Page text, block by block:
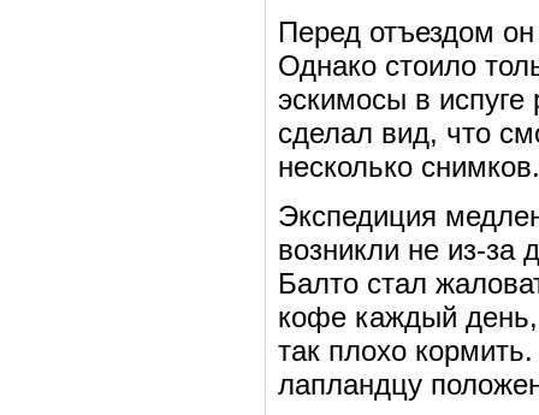
Перед отъездом
Однако стоило
эскимосы в испуге
сделал вид, что
несколько снимков.
Экспедиция
возникли не из-за
Балто стал
кофе каждый день,
так плохо
лапландцу